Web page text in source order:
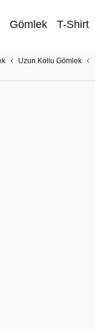
Gömlek T-Shirt
Uzun Kollu Gömlek